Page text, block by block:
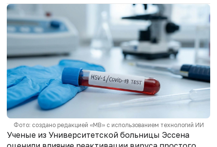
Фото: создано редакцией «МВ» с использованием технологий ИИ
Ученые из Университетской больницы Эссена